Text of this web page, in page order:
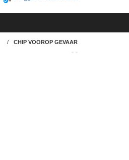
/ CHIP VOOROP GEVAAR